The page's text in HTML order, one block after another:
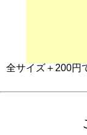
全サイズ＋200円